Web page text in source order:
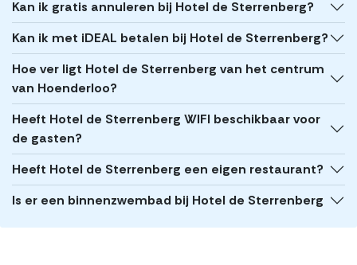
Kan ik gratis annuleren bij Hotel de Sterrenberg?
Kan ik met iDEAL betalen bij Hotel de Sterrenberg?
Hoe ver ligt Hotel de Sterrenberg van het centrum
van Hoenderloo?
Heeft Hotel de Sterrenberg WIFI beschikbaar voor
de gasten?
Heeft Hotel de Sterrenberg een eigen restaurant?
Is er een binnenzwembad bij Hotel de Sterrenberg